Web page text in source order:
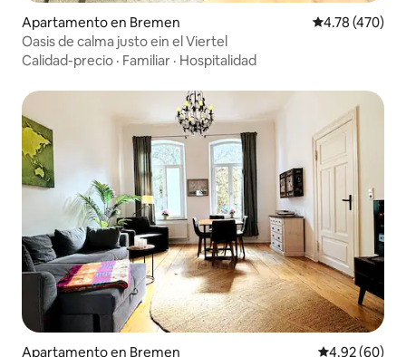
Apartamento en Bremen Calificación
4.78 (470)
Oasis de calma justo ein el Viertel
Calidad-precio · Familiar · Hospitalidad
Apartamento en Bremen Calificación
4.92 (60)